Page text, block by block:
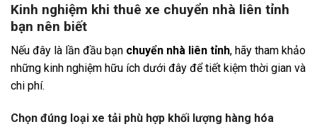
Kinh nghiệm khi thuê xe chuyển nhà liên tỉnh
bạn nên biết
Nếu đây là lần đầu bạn chuyển nhà liên tỉnh, hãy tham khảo
những kinh nghiệm hữu ích dưới đây để tiết kiệm thời gian và
chi phí.
Chọn đúng loại xe tải phù hợp khối lượng hàng hóa